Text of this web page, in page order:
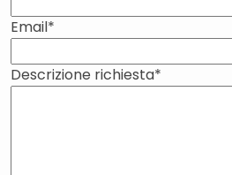
Email*
Descrizione richiesta*